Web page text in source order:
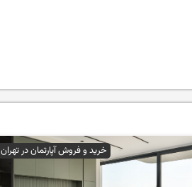
خرید و فروش آپارتمان در تهران